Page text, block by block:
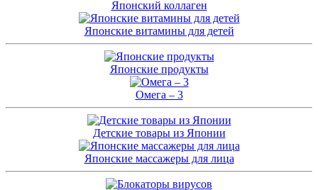
Японский коллаген
Японские витамины для детей
Японские продукты
Омега – 3
Детские товары из Японии
Японские массажеры для лица